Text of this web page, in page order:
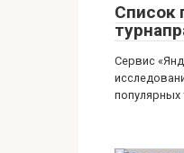
Список
Сервис
популярных